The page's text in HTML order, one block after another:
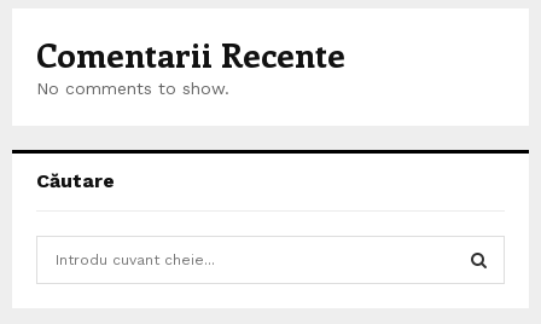
Comentarii Recente
No comments to show.
Căutare